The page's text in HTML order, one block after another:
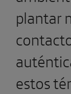
plantar
estos